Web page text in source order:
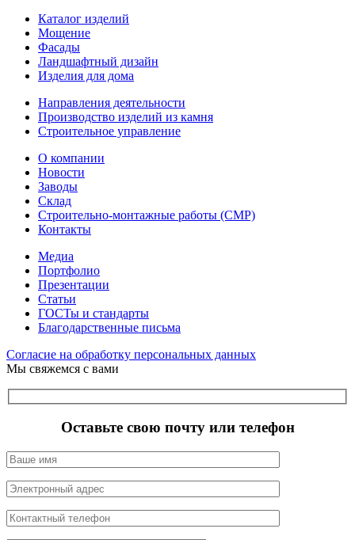
Каталог изделий
Мощение
Фасады
Ландшафтный дизайн
Изделия для дома
Направления деятельности
Производство изделий из камня
Строительное управление
О компании
Новости
Заводы
Склад
Строительно-монтажные работы (СМР)
Контакты
Медиа
Портфолио
Презентации
Статьи
ГОСТы и стандарты
Благодарственные письма
Согласие на обработку персональных данных
Мы свяжемся с вами
Оставьте свою почту или телефон